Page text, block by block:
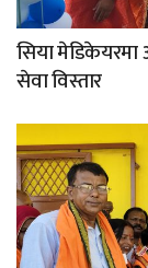
सिया
सेवा विस्तार